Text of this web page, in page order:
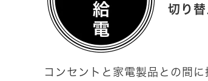
切り
コンセントと家電製品との間に